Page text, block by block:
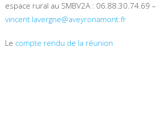
espace rural au SMBV2A : 06.88.30.74.69 –
vincent.lavergne@aveyronamont.fr
Le compte rendu de la réunion